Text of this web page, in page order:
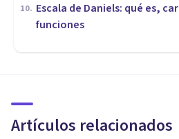
10. Escala de Daniels: qué es,
funciones
Artículos relacionados
Adinamia:
movimiento